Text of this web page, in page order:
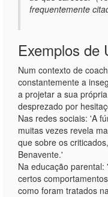
frequentemente
Exemplos de
Num contexto de
constantemente a
a projetar a sua
desprezado por
Nas redes sociais: 'A
muitas vezes revela
que sobre os
Benavente.'
Na educação
certos
como foram tratados